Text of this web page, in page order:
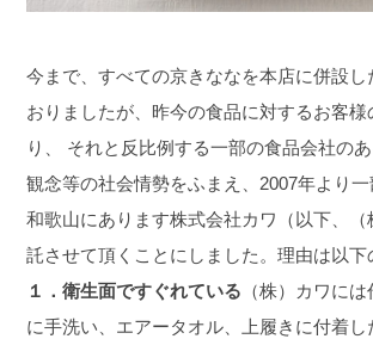
今まで、すべての京きななを本店に併設し
おりましたが、昨今の食品に対するお客様
り、 それと反比例する一部の食品会社の
観念等の社会情勢をふまえ、2007年より
和歌山にあります株式会社カワ（以下、
託させて頂くことにしました。理由は以下
１．衛生面ですぐれている （株）カワに
に手洗い、エアータオル、上履きに付着し